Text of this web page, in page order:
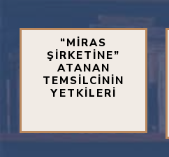
“MİRAS
ŞİRKETİNE”
ATANAN
TEMSİLCİNİN
YETKİLERİ